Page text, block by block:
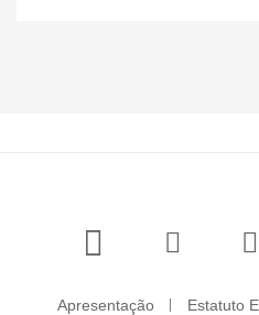
Apresentação Estatuto